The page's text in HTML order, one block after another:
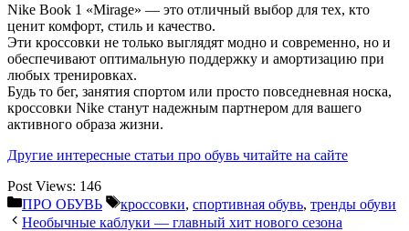
Nike Book 1 «Mirage» — это отличный выбор для тех, кто
ценит комфорт, стиль и качество.
Эти кроссовки не только выглядят модно и современно, но и
обеспечивают оптимальную поддержку и амортизацию при
любых тренировках.
Будь то бег, занятия спортом или просто повседневная носка,
кроссовки Nike станут надежным партнером для вашего
активного образа жизни.
Другие интересные статьи про обувь читайте на сайте
Post Views: 146
Рубрики
ПРО ОБУВЬ Метки
кроссовки, спортивная обувь, тренды обуви
Необычные каблуки — главный хит нового сезона